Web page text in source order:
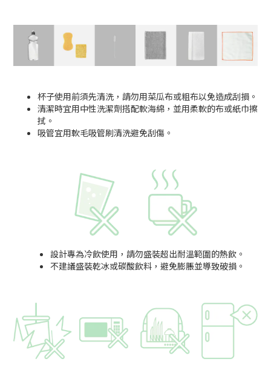
杯子使用前須先清洗，請勿用菜瓜布或粗布以免造成刮損。
清潔時宜用中性洗潔劑搭配軟海綿，並用柔軟的布或紙巾擦
拭。
吸管宜用軟毛吸管刷清洗避免刮傷。
設計專為冷飲使用，請勿盛裝超出耐溫範圍的熱飲。
不建議盛裝乾冰或碳酸飲料，避免膨脹並導致破損。